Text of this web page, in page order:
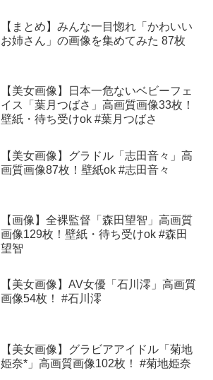
【まとめ】みんな一目惚れ「かわいい
お姉さん」の画像を集めてみた 87枚
【美女画像】日本一危ないベビーフェ
イス「葉月つばさ」高画質画像33枚！
壁紙・待ち受けok #葉月つばさ
【美女画像】グラドル「志田音々」高
画質画像87枚！壁紙ok #志田音々
【画像】全裸監督「森田望智」高画質
画像129枚！壁紙・待ち受けok #森田
望智
【美女画像】AV女優「石川澪」高画質
画像54枚！ #石川澪
【美女画像】グラビアアイドル「菊地
姫奈*」高画質画像102枚！ #菊地姫奈